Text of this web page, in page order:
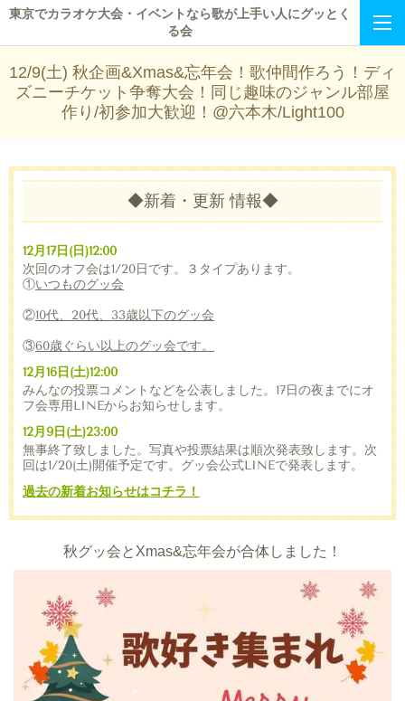
東京でカラオケ大会・イベントなら歌が上手い人にグッとく
る会
12/9(土) 秋企画&Xmas&忘年会！歌仲間作ろう！ディ
ズニーチケット争奪大会！同じ趣味のジャンル部屋
作り/初参加大歓迎！@六本木/Light100
◆新着・更新 情報◆
12月17日(日)12:00
次回のオフ会は1/20日です。３タイプあります。
①いつものグッ会
②10代、20代、33歳以下のグッ会
③60歳ぐらい以上のグッ会です。
12月16日(土)12:00
みんなの投票コメントなどを公表しました。17日の夜までにオ
フ会専用LINEからお知らせします。
12月9日(土)23:00
無事終了致しました。写真や投票結果は順次発表致します。次
回は1/20(土)開催予定です。グッ会公式LINEで発表します。
過去の新着お知らせはコチラ！
秋グッ会とXmas&忘年会が合体しました！